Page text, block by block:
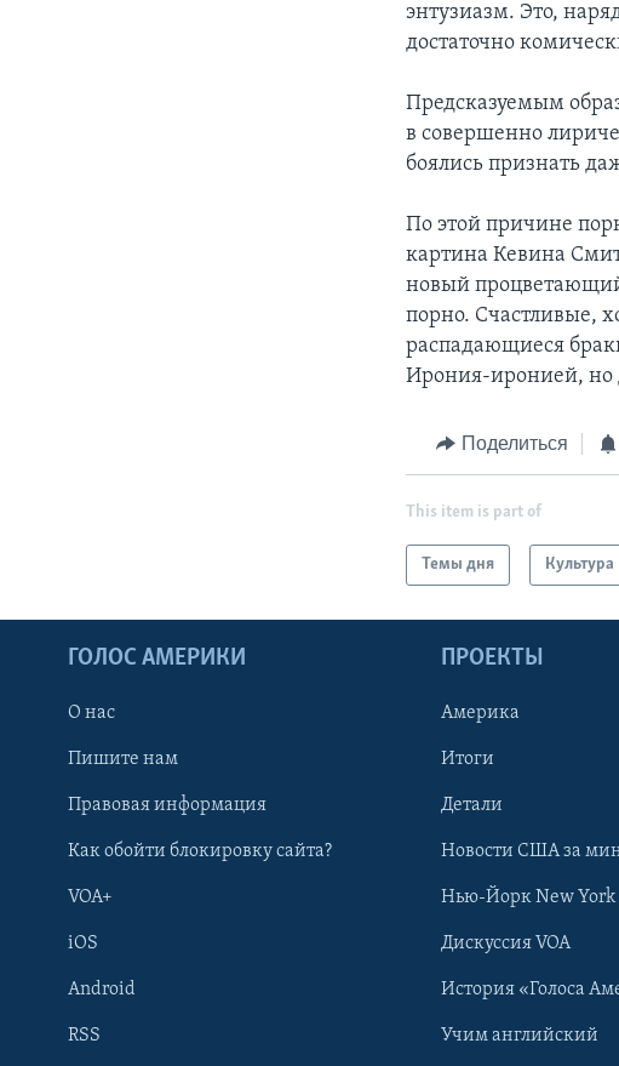
энтузиазм. Это,
достаточно
Предсказуемым
в совершенно
боялись признать
По этой причине
картина Кевина
новый
порно. Счастливые,
распадающиеся
Ирония-иронией, но
Поделиться
This item is part of
Темы дня Культура
ГОЛОС АМЕРИКИ
О нас
Пишите нам
Правовая информация
Как обойти блокировку сайта?
VOA+
iOS
Android
RSS
ПРОЕКТЫ
Америка
Итоги
Детали
Новости США за
Нью-Йорк New York
Дискуссия VOA
История «Голоса
Учим английский